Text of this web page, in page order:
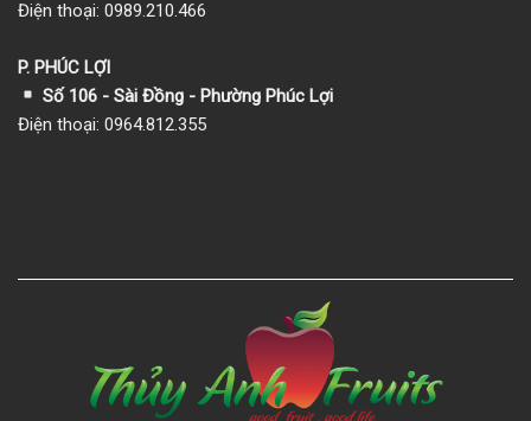
Điện thoại: 0989.210.466
P. PHÚC LỢI
Số 106 - Sài Đồng - Phường Phúc Lợi
Điện thoại: 0964.812.355